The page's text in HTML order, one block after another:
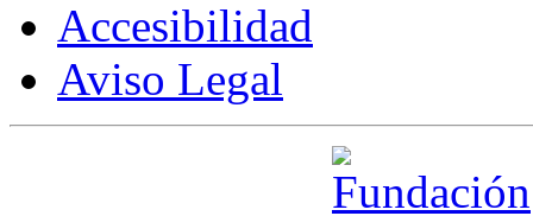
Accesibilidad
Aviso Legal